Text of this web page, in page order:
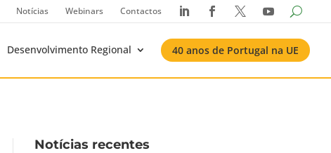
Notícias Webinars Contactos    
Desenvolvimento Regional 40 anos de Portugal na UE
Notícias recentes